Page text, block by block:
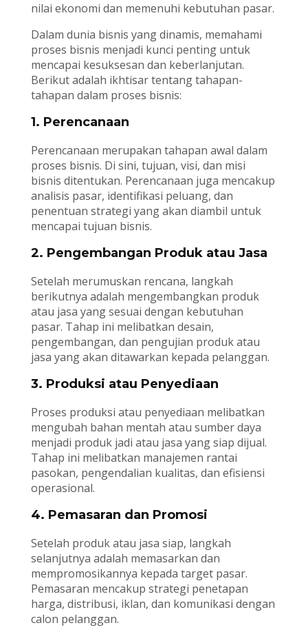
nilai ekonomi dan memenuhi kebutuhan pasar.
Dalam dunia bisnis yang dinamis, memahami
proses bisnis menjadi kunci penting untuk
mencapai kesuksesan dan keberlanjutan.
Berikut adalah ikhtisar tentang tahapan-
tahapan dalam proses bisnis:
1. Perencanaan
Perencanaan merupakan tahapan awal dalam
proses bisnis. Di sini, tujuan, visi, dan misi
bisnis ditentukan. Perencanaan juga mencakup
analisis pasar, identifikasi peluang, dan
penentuan strategi yang akan diambil untuk
mencapai tujuan bisnis.
2. Pengembangan Produk atau Jasa
Setelah merumuskan rencana, langkah
berikutnya adalah mengembangkan produk
atau jasa yang sesuai dengan kebutuhan
pasar. Tahap ini melibatkan desain,
pengembangan, dan pengujian produk atau
jasa yang akan ditawarkan kepada pelanggan.
3. Produksi atau Penyediaan
Proses produksi atau penyediaan melibatkan
mengubah bahan mentah atau sumber daya
menjadi produk jadi atau jasa yang siap dijual.
Tahap ini melibatkan manajemen rantai
pasokan, pengendalian kualitas, dan efisiensi
operasional.
4. Pemasaran dan Promosi
Setelah produk atau jasa siap, langkah
selanjutnya adalah memasarkan dan
mempromosikannya kepada target pasar.
Pemasaran mencakup strategi penetapan
harga, distribusi, iklan, dan komunikasi dengan
calon pelanggan.